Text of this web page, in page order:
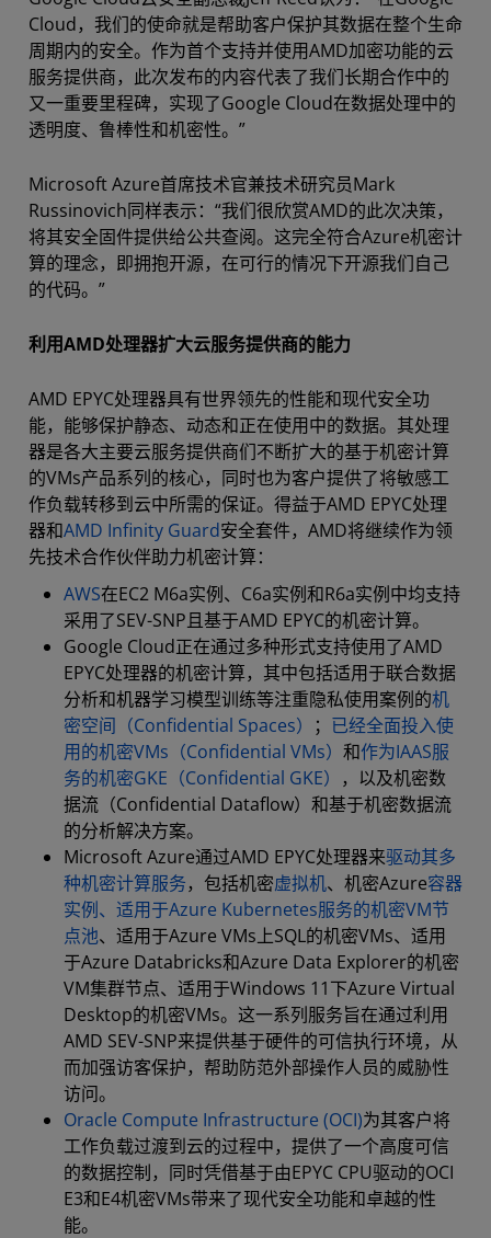
Cloud，我们的使命就是帮助客户保护其数据在整个生命
周期内的安全。作为首个支持并使用AMD加密功能的云
服务提供商，此次发布的内容代表了我们长期合作中的
又一重要里程碑，实现了Google Cloud在数据处理中的
透明度、鲁棒性和机密性。”
Microsoft Azure首席技术官兼技术研究员Mark
Russinovich同样表示：“我们很欣赏AMD的此次决策，
将其安全固件提供给公共查阅。这完全符合Azure机密计
算的理念，即拥抱开源，在可行的情况下开源我们自己
的代码。”
利用AMD处理器扩大云服务提供商的能力
AMD EPYC处理器具有世界领先的性能和现代安全功
能，能够保护静态、动态和正在使用中的数据。其处理
器是各大主要云服务提供商们不断扩大的基于机密计算
的VMs产品系列的核心，同时也为客户提供了将敏感工
作负载转移到云中所需的保证。得益于AMD EPYC处理
器和AMD Infinity Guard安全套件，AMD将继续作为领
先技术合作伙伴助力机密计算：
AWS在EC2 M6a实例、C6a实例和R6a实例中均支持
采用了SEV-SNP且基于AMD EPYC的机密计算。
Google Cloud正在通过多种形式支持使用了AMD
EPYC处理器的机密计算，其中包括适用于联合数据
分析和机器学习模型训练等注重隐私使用案例的机
密空间（Confidential Spaces）
； 已经全面投入使
用的机密VMs（Confidential VMs） 和作为IAAS服
务的机密GKE（Confidential GKE）
，以及机密数
据流（Confidential Dataflow）和基于机密数据流
的分析解决方案。
Microsoft Azure通过AMD EPYC处理器来驱动其多
种机密计算服务，包括机密虚拟机、机密Azure容器
实例、适用于Azure Kubernetes服务的机密VM节
点池、适用于Azure VMs上SQL的机密VMs、适用
于Azure Databricks和Azure Data Explorer的机密
VM集群节点、适用于Windows 11下Azure Virtual
Desktop的机密VMs。这一系列服务旨在通过利用
AMD SEV-SNP来提供基于硬件的可信执行环境，从
而加强访客保护，帮助防范外部操作人员的威胁性
访问。
Oracle Compute Infrastructure (OCI)为其客户将
工作负载过渡到云的过程中，提供了一个高度可信
的数据控制，同时凭借基于由EPYC CPU驱动的OCI
E3和E4机密VMs带来了现代安全功能和卓越的性
能。